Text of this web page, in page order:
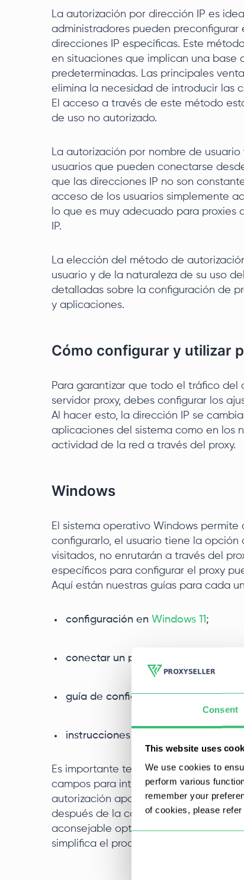
Consent
This website uses
We use cookies to
perform various
remember your
of cookies, please refer
La autorización por dirección IP es
administradores pueden
direcciones IP específicas. Este
en situaciones que implican una base
predeterminadas. Las principales
elimina la necesidad de introducir las
El acceso a través de este método
de uso no autorizado.
La autorización por nombre de
usuarios que pueden conectarse
que las direcciones IP no son
acceso de los usuarios simplemente
lo que es muy adecuado para
IP.
La elección del método de
usuario y de la naturaleza de su uso
detalladas sobre la configuración de
y aplicaciones.
Cómo configurar y utilizar
Para garantizar que todo el tráfico del
servidor proxy, debes configurar los
Al hacer esto, la dirección IP se
aplicaciones del sistema como en los
actividad de la red a través del proxy.
Windows
El sistema operativo Windows permite
configurarlo, el usuario tiene la
visitados, no enrutarán a través del
específicos para configurar el proxy
Aquí están nuestras guías para cada
configuración en Windows 11;
conectar un proxy en
guía de configuración para
instrucciones para
Es importante tener en cuenta que la
campos para introducir los datos de
autorización aparecerá al acceder a
después de la configuración. Para los
aconsejable optar por un proxy que
simplifica el proceso de conexión.